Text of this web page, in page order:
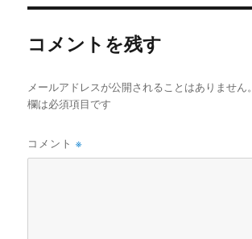
コメントを残す
メールアドレスが公開されることはありません。
欄は必須項目です
コメント※